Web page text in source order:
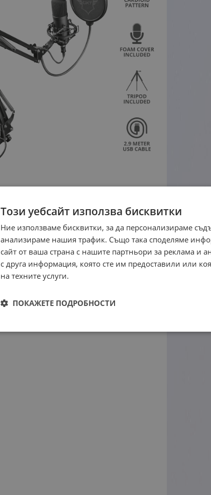
Този уебсайт използва бисквитки
Ние използваме бисквитки, за да персонализираме
анализираме нашия трафик. Също така споделяме
сайт от ваша страна с нашите партньори за реклама и
с друга информация, която сте им предоставили или
на техните услуги.
ПОКАЖЕТЕ ПОДРОБНОСТИ